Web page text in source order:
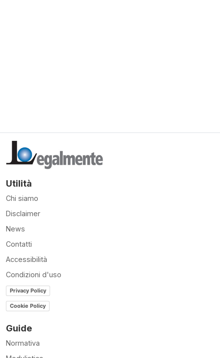
Utilità
Chi siamo
Disclaimer
News
Contatti
Accessibilità
Condizioni d'uso
Privacy Policy
Cookie Policy
Guide
Normativa